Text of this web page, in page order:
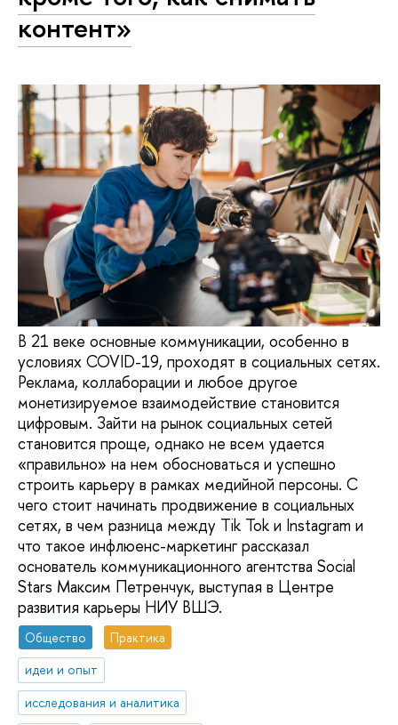
контент»
В 21 веке основные коммуникации, особенно в
условиях COVID-19, проходят в социальных сетях.
Реклама, коллаборации и любое другое
монетизируемое взаимодействие становится
цифровым. Зайти на рынок социальных сетей
становится проще, однако не всем удается
«правильно» на нем обосноваться и успешно
строить карьеру в рамках медийной персоны. С
чего стоит начинать продвижение в социальных
сетях, в чем разница между Tik Tok и Instagram и
что такое инфлюенс-маркетинг рассказал
основатель коммуникационного агентства Social
Stars Максим Петренчук, выступая в Центре
развития карьеры НИУ ВШЭ.
Общество
Практика
идеи и опыт
исследования и аналитика